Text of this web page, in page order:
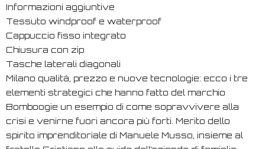
Informazioni aggiuntive
Tessuto windproof e waterproof
Cappuccio fisso integrato
Chiusura con zip
Tasche laterali diagonali
Milano qualità, prezzo e nuove tecnologie: ecco i tre
elementi strategici che hanno fatto del marchio
Bomboogie un esempio di come sopravvivere alla
crisi e venirne fuori ancora più forti. Merito dello
spirito imprenditoriale di Manuele Musso, insieme al